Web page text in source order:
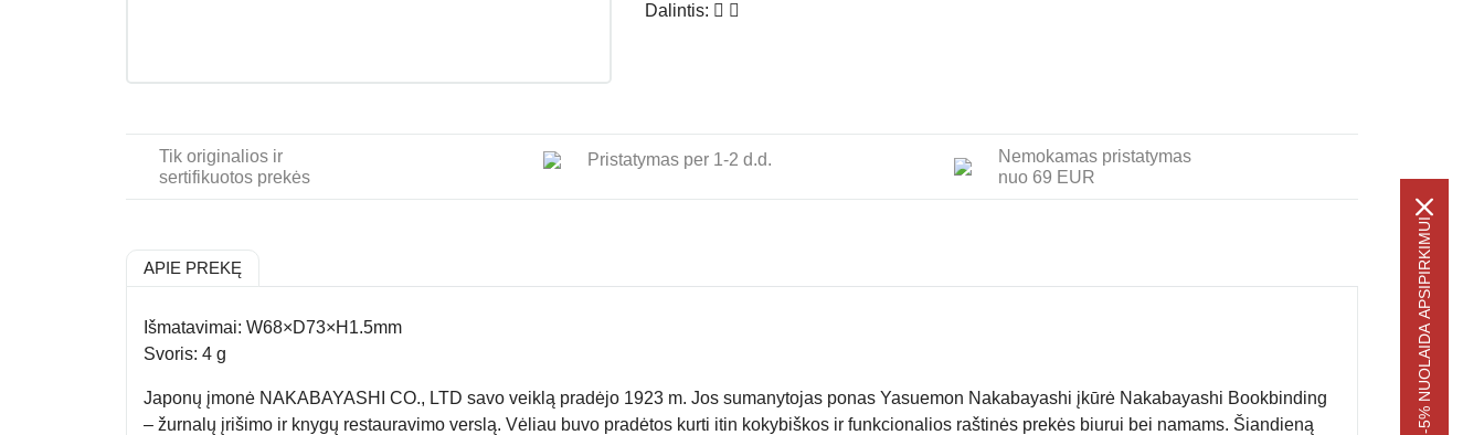
Dalintis:
Tik originalios ir
sertifikuotos prekės
Pristatymas per 1-2 d.d.
Nemokamas pristatymas
nuo 69 EUR
APIE PREKĘ
Išmatavimai: W68×D73×H1.5mm
Svoris: 4 g
Japonų įmonė NAKABAYASHI CO., LTD savo veiklą pradėjo 1923 m. Jos sumanytojas ponas Yasuemon Nakabayashi įkūrė Nakabayashi Bookbinding
– žurnalų įrišimo ir knygų restauravimo verslą. Vėliau buvo pradėtos kurti itin kokybiškos ir funkcionalios raštinės prekės biurui bei namams. Šiandieną
-5% NUOLAIDA APSIPIRKIMUI